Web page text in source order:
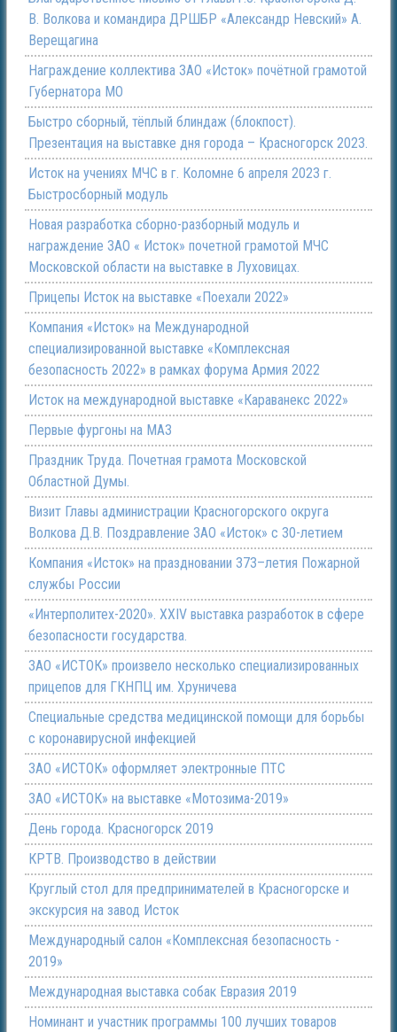
В. Волкова и командира ДРШБР «Александр Невский» А.
Верещагина
Награждение коллектива ЗАО «Исток» почётной грамотой
Губернатора МО
Быстро сборный, тёплый блиндаж (блокпост).
Презентация на выставке дня города – Красногорск 2023.
Исток на учениях МЧС в г. Коломне 6 апреля 2023 г.
Быстросборный модуль
Новая разработка сборно-разборный модуль и
награждение ЗАО « Исток» почетной грамотой МЧС
Московской области на выставке в Луховицах.
Прицепы Исток на выставке «Поехали 2022»
Компания «Исток» на Международной
специализированной выставке «Комплексная
безопасность 2022» в рамках форума Армия 2022
Исток на международной выставке «Караванекс 2022»
Первые фургоны на МАЗ
Праздник Труда. Почетная грамота Московской
Областной Думы.
Визит Главы администрации Красногорского округа
Волкова Д.В. Поздравление ЗАО «Исток» с 30-летием
Компания «Исток» на праздновании 373–летия Пожарной
службы России
«Интерполитех-2020». ХХIV выставка разработок в сфере
безопасности государства.
ЗАО «ИСТОК» произвело несколько специализированных
прицепов для ГКНПЦ им. Хруничева
Специальные средства медицинской помощи для борьбы
с коронавирусной инфекцией
ЗАО «ИСТОК» оформляет электронные ПТС
ЗАО «ИСТОК» на выставке «Мотозима-2019»
День города. Красногорск 2019
КРТВ. Производство в действии
Круглый стол для предпринимателей в Красногорске и
экскурсия на завод Исток
Международный салон «Комплексная безопасность -
2019»
Международная выставка собак Евразия 2019
Номинант и участник программы 100 лучших товаров